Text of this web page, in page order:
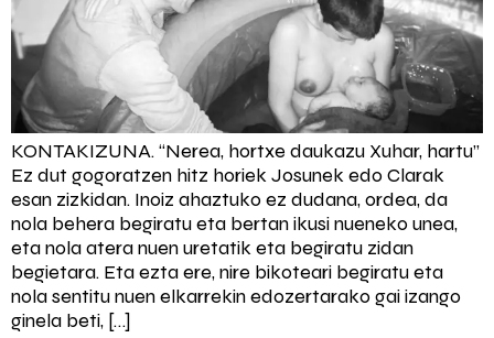
KONTAKIZUNA. “Nerea, hortxe daukazu Xuhar, hartu”
Ez dut gogoratzen hitz horiek Josunek edo Clarak
esan zizkidan. Inoiz ahaztuko ez dudana, ordea, da
nola behera begiratu eta bertan ikusi nueneko unea,
eta nola atera nuen uretatik eta begiratu zidan
begietara. Eta ezta ere, nire bikoteari begiratu eta
nola sentitu nuen elkarrekin edozertarako gai izango
ginela beti, […]